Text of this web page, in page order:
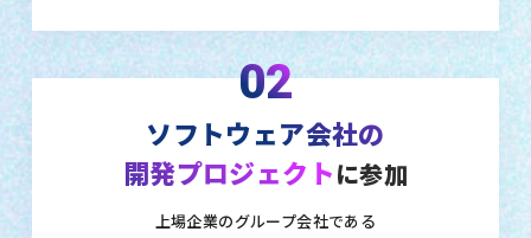
02
ソフトウェア会社の
開発プロジェクト に参加
上場企業のグループ会社である